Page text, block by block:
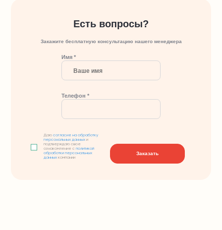
Есть вопросы?
Закажите бесплатную консультацию нашего менеджера
Имя *
Телефон *
Даюсогласие на обработку
персональных данных и
подтверждаю свое
ознакомление сполитикой
обработки персональных
данных компании
Заказать